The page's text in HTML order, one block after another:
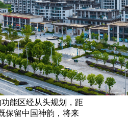
能区经从头规划，距
保留中国神韵，将来